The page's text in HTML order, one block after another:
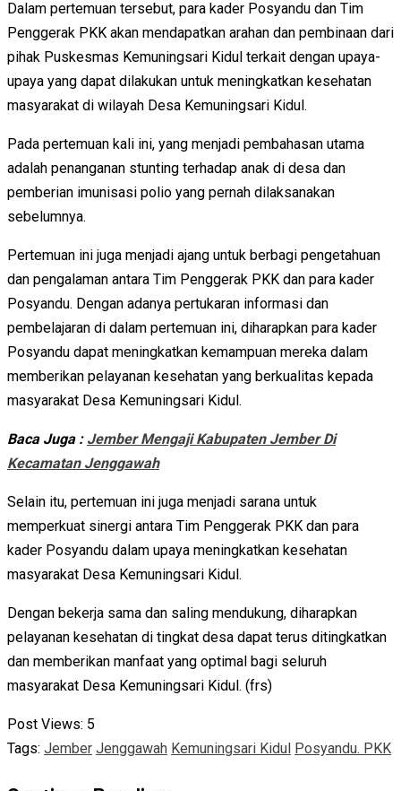
Dalam pertemuan tersebut, para kader Posyandu dan Tim
Penggerak PKK akan mendapatkan arahan dan pembinaan dari
pihak Puskesmas Kemuningsari Kidul terkait dengan upaya-
upaya yang dapat dilakukan untuk meningkatkan kesehatan
masyarakat di wilayah Desa Kemuningsari Kidul.
Pada pertemuan kali ini, yang menjadi pembahasan utama
adalah penanganan stunting terhadap anak di desa dan
pemberian imunisasi polio yang pernah dilaksanakan
sebelumnya.
Pertemuan ini juga menjadi ajang untuk berbagi pengetahuan
dan pengalaman antara Tim Penggerak PKK dan para kader
Posyandu. Dengan adanya pertukaran informasi dan
pembelajaran di dalam pertemuan ini, diharapkan para kader
Posyandu dapat meningkatkan kemampuan mereka dalam
memberikan pelayanan kesehatan yang berkualitas kepada
masyarakat Desa Kemuningsari Kidul.
Baca Juga : Jember Mengaji Kabupaten Jember Di
Kecamatan Jenggawah
Selain itu, pertemuan ini juga menjadi sarana untuk
memperkuat sinergi antara Tim Penggerak PKK dan para
kader Posyandu dalam upaya meningkatkan kesehatan
masyarakat Desa Kemuningsari Kidul.
Dengan bekerja sama dan saling mendukung, diharapkan
pelayanan kesehatan di tingkat desa dapat terus ditingkatkan
dan memberikan manfaat yang optimal bagi seluruh
masyarakat Desa Kemuningsari Kidul. (frs)
Post Views: 5
Tags: Jember Jenggawah Kemuningsari Kidul Posyandu. PKK